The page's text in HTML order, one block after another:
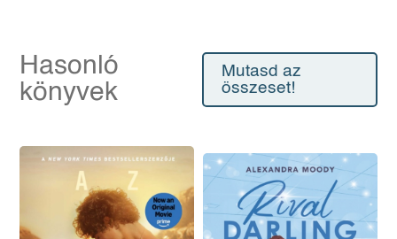
Hasonló
könyvek
Mutasd az
összeset!